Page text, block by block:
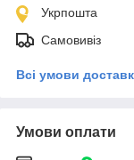
Укрпошта
Самовивіз
Всі умови
Умови оплати